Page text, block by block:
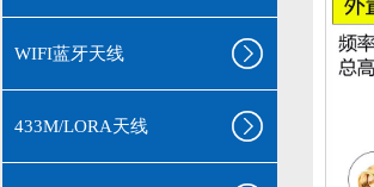
WIFI蓝牙天线
433M/LORA天线